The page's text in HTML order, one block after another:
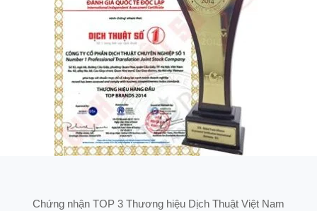
Chứng nhận TOP 3 Thương hiệu Dịch Thuật Việt Nam